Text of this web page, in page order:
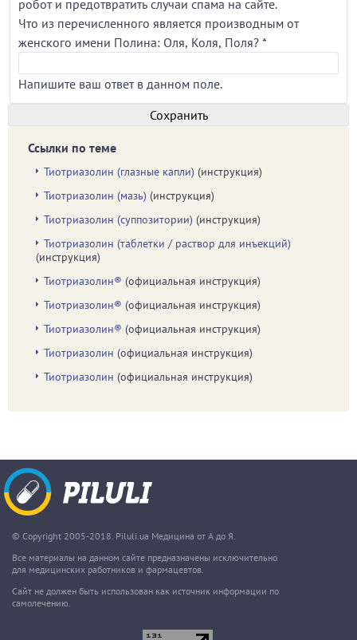
робот и предотвратить случаи спама на сайте.
Что из перечисленного является производным от
женского имени Полина: Оля, Коля, Поля? *
Напишите ваш ответ в данном поле.
Ссылки по теме
Тиотриазолин (глазные капли) (инструкция)
Тиотриазолин (мазь) (инструкция)
Тиотриазолин (суппозитории) (инструкция)
Тиотриазолин (таблетки / раствор для инъекций)
(инструкция)
Тиотриазолин® (официальная инструкция)
Тиотриазолин® (официальная инструкция)
Тиотриазолин® (официальная инструкция)
Тиотриазолин (официальная инструкция)
Тиотриазолин (официальная инструкция)
© Copyright 2005-2018. Piluli.ua Медицина от А до Я.
Все материалы на данном сайте предназначены исключительно
для медицинских работников и фармацевтов.
Сайт не должен быть использован как источник информации по
самолечению.